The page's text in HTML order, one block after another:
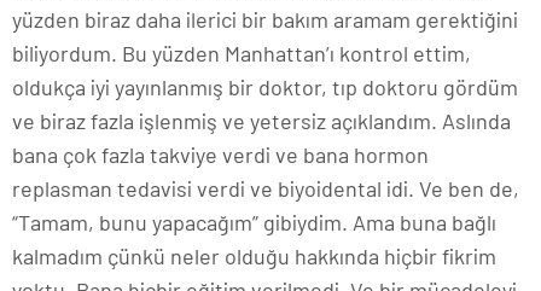
yüzden biraz daha ilerici bir bakım aramam gerektiğini
biliyordum. Bu yüzden Manhattan’ı kontrol ettim,
oldukça iyi yayınlanmış bir doktor, tıp doktoru gördüm
ve biraz fazla işlenmiş ve yetersiz açıklandım. Aslında
bana çok fazla takviye verdi ve bana hormon
replasman tedavisi verdi ve biyoidental idi. Ve ben de,
“Tamam, bunu yapacağım” gibiydim. Ama buna bağlı
kalmadım çünkü neler olduğu hakkında hiçbir fikrim